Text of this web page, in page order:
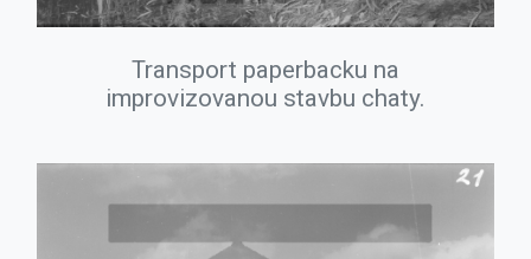
Transport paperbacku na
improvizovanou stavbu chaty.